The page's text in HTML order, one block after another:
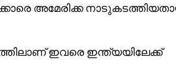
അമേരിക്ക
ഇവരെ ഇന്ത്യയിലേക്ക്